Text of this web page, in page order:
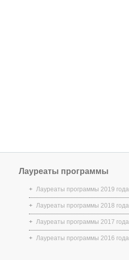
Лауреаты программы
Лауреаты программы 2019 года
Лауреаты программы 2018 года
Лауреаты программы 2017 года
Лауреаты программы 2016 года